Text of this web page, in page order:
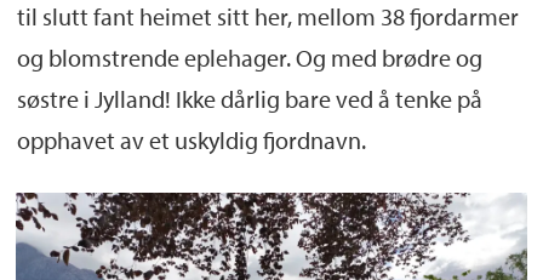
til slutt fant heimet sitt her, mellom 38 fjordarmer
og blomstrende eplehager. Og med brødre og
søstre i Jylland! Ikke dårlig bare ved å tenke på
opphavet av et uskyldig fjordnavn.